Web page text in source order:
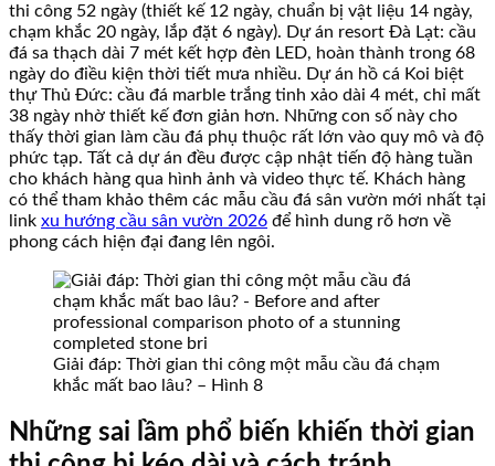
thi công 52 ngày (thiết kế 12 ngày, chuẩn bị vật liệu 14 ngày,
chạm khắc 20 ngày, lắp đặt 6 ngày). Dự án resort Đà Lạt: cầu
đá sa thạch dài 7 mét kết hợp đèn LED, hoàn thành trong 68
ngày do điều kiện thời tiết mưa nhiều. Dự án hồ cá Koi biệt
thự Thủ Đức: cầu đá marble trắng tinh xảo dài 4 mét, chỉ mất
38 ngày nhờ thiết kế đơn giản hơn. Những con số này cho
thấy thời gian làm cầu đá phụ thuộc rất lớn vào quy mô và độ
phức tạp. Tất cả dự án đều được cập nhật tiến độ hàng tuần
cho khách hàng qua hình ảnh và video thực tế. Khách hàng
có thể tham khảo thêm các mẫu cầu đá sân vườn mới nhất tại
link xu hướng cầu sân vườn 2026 để hình dung rõ hơn về
phong cách hiện đại đang lên ngôi.
Giải đáp: Thời gian thi công một mẫu cầu đá chạm
khắc mất bao lâu? – Hình 8
Những sai lầm phổ biến khiến thời gian